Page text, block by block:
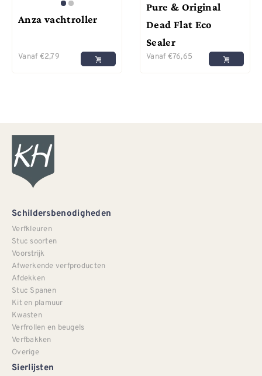
Anza vachtroller
Vanaf €2,79
Pure & Original
Dead Flat Eco
Sealer
Vanaf €76,65
Schildersbenodigheden
Verfkleuren
Stuc soorten
Voorstrijk
Afwerkende verfproducten
Afdekken
Stuc Spanen
Kit en plamuur
Kwasten
Verfrollen en beugels
Verfbakken
Overige
Sierlijsten